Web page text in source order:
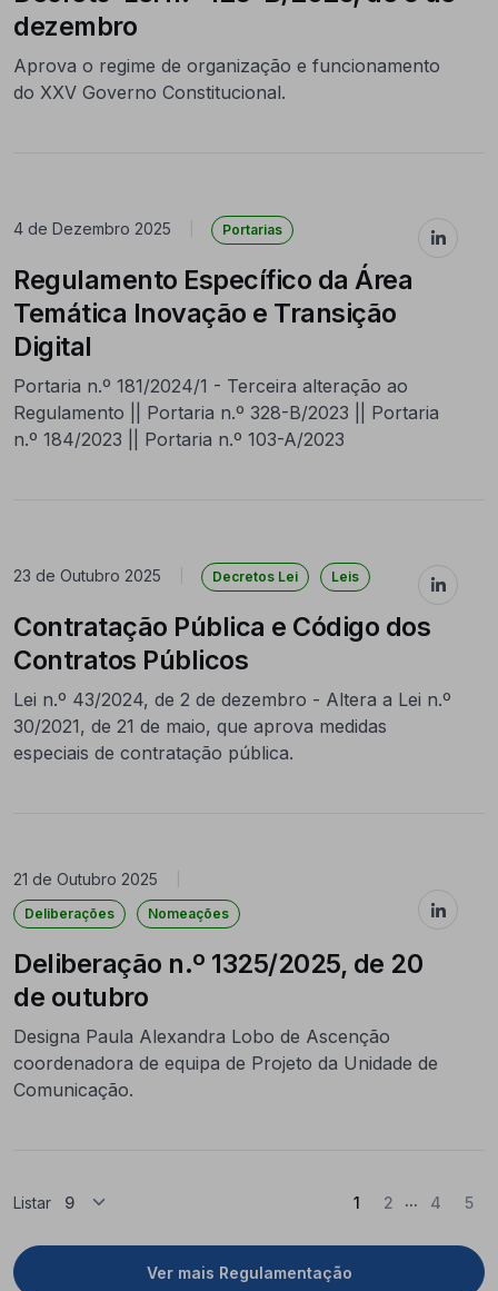
dezembro
Aprova o regime de organização e funcionamento
do XXV Governo Constitucional.
4 de Dezembro 2025 Portarias
Regulamento Específico da Área
Temática Inovação e Transição
Digital
Portaria n.º 181/2024/1 - Terceira alteração ao
Regulamento || Portaria n.º 328-B/2023 || Portaria
n.º 184/2023 || Portaria n.º 103-A/2023
23 de Outubro 2025 Decretos Lei Leis
Contratação Pública e Código dos
Contratos Públicos
Lei n.º 43/2024, de 2 de dezembro - Altera a Lei n.º
30/2021, de 21 de maio, que aprova medidas
especiais de contratação pública.
21 de Outubro 2025
Deliberações Nomeações
Deliberação n.º 1325/2025, de 20
de outubro
Designa Paula Alexandra Lobo de Ascenção
coordenadora de equipa de Projeto da Unidade de
Comunicação.
Listar
Ver mais Regulamentação
1 (Atual)
2 ... 4 5